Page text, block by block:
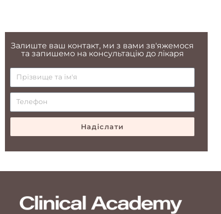
Залиште ваш контакт, ми з вами зв'яжемося
та запишемо на консультацію до лікаря
Надіслати